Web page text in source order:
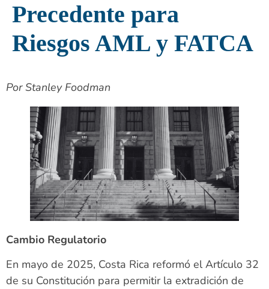
Precedente para
Riesgos AML y FATCA
Por Stanley Foodman
Cambio Regulatorio
En mayo de 2025, Costa Rica reformó el Artículo 32
de su Constitución para permitir la extradición de